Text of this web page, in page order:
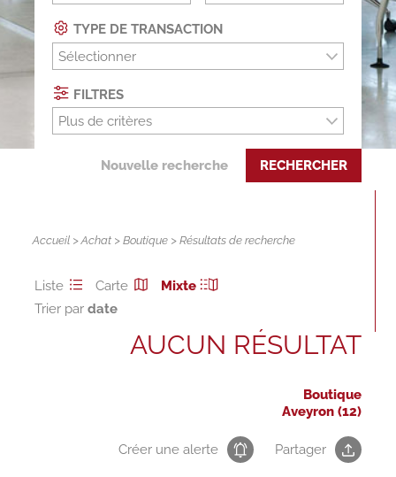
TYPE DE TRANSACTION
Sélectionner
FILTRES
Plus de critères
Nouvelle recherche RECHERCHER
Accueil >Achat >Boutique > Résultats de recherche
Liste Carte
Mixte
Trier par
AUCUN RÉSULTAT
Boutique
Aveyron (12)
Créer une alerte Partager